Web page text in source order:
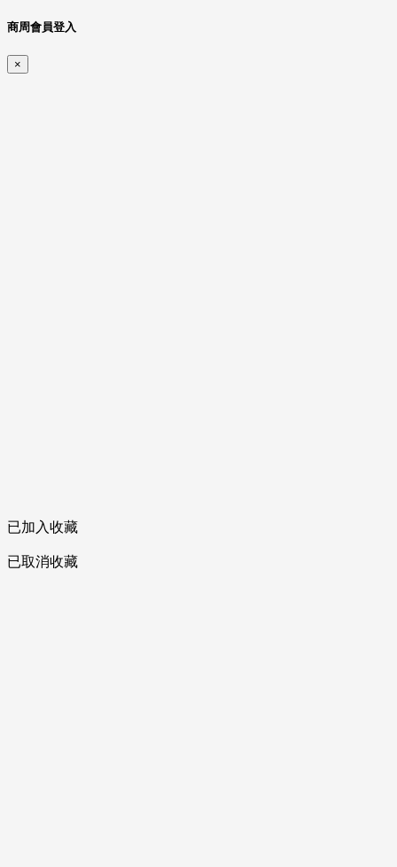
商周會員登入
×
已加入收藏
已取消收藏